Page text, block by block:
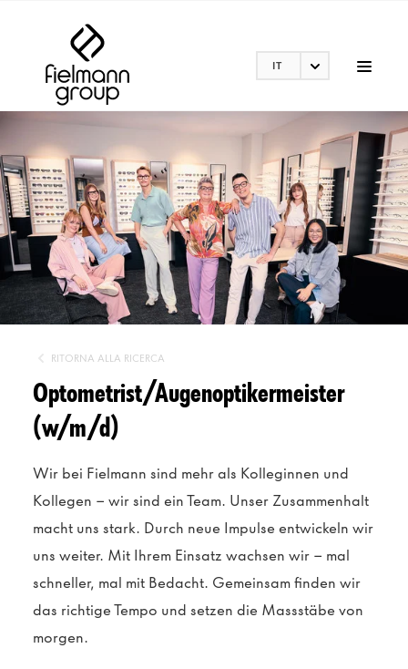
IT
RITORNA ALLA RICERCA
Optometrist/Augenoptikermeister
(w/m/d)
Wir bei Fielmann sind mehr als Kolleginnen und
Kollegen – wir sind ein Team. Unser Zusammenhalt
macht uns stark. Durch neue Impulse entwickeln wir
uns weiter. Mit Ihrem Einsatz wachsen wir – mal
schneller, mal mit Bedacht. Gemeinsam finden wir
das richtige Tempo und setzen die Massstäbe von
morgen.